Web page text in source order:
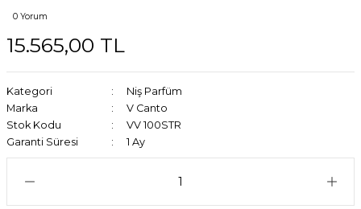
0 Yorum
15.565,00 TL
Kategori
Niş Parfüm
Marka
V Canto
Stok Kodu
VV 100STR
Garanti Süresi
1 Ay